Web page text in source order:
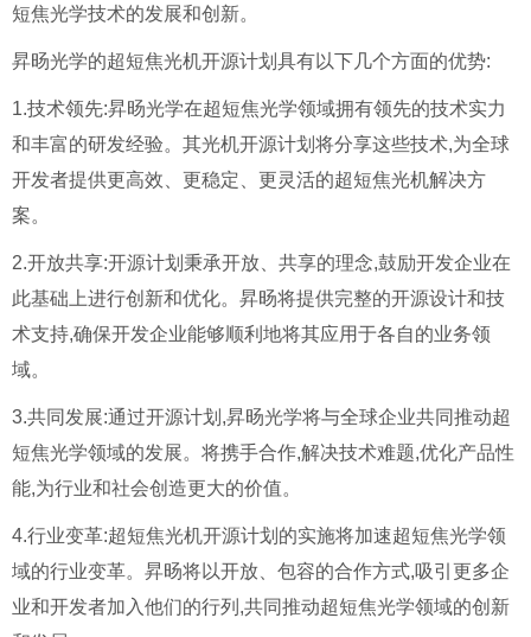
短焦光学技术的发展和创新。
昇旸光学的超短焦光机开源计划具有以下几个方面的优势:
1.技术领先:昇旸光学在超短焦光学领域拥有领先的技术实力
和丰富的研发经验。其光机开源计划将分享这些技术,为全球
开发者提供更高效、更稳定、更灵活的超短焦光机解决方
案。
2.开放共享:开源计划秉承开放、共享的理念,鼓励开发企业在
此基础上进行创新和优化。昇旸将提供完整的开源设计和技
术支持,确保开发企业能够顺利地将其应用于各自的业务领
域。
3.共同发展:通过开源计划,昇旸光学将与全球企业共同推动超
短焦光学领域的发展。将携手合作,解决技术难题,优化产品性
能,为行业和社会创造更大的价值。
4.行业变革:超短焦光机开源计划的实施将加速超短焦光学领
域的行业变革。昇旸将以开放、包容的合作方式,吸引更多企
业和开发者加入他们的行列,共同推动超短焦光学领域的创新